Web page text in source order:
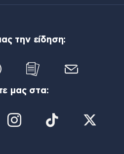
την είδηση:
μας στα: